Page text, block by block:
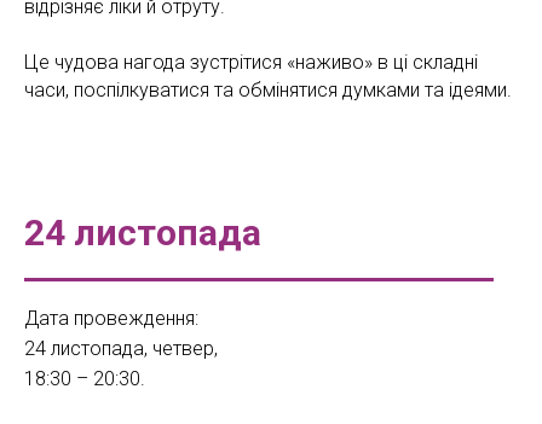
відрізняє ліки й отруту.
Це чудова нагода зустрітися «наживо» в ці складні
часи, поспілкуватися та обмінятися думками та ідеями.
24 листопада
Дата провеждення:
24 листопада, четвер,
18:30 – 20:30.